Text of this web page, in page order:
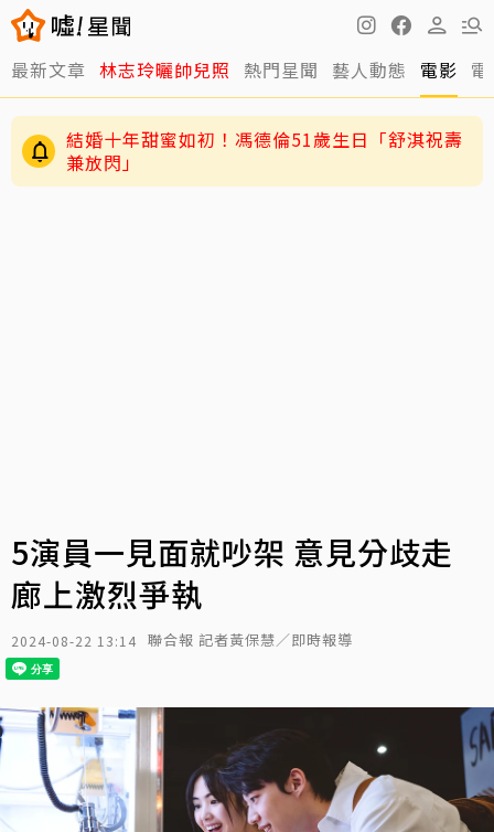
最新文章 林志玲曬帥兒照 熱門星聞 藝人動態 電影
結婚十年甜蜜如初！馮德倫51歲生日「舒淇祝壽
兼放閃」
5演員一見面就吵架 意見分歧走
廊上激烈爭執
2024-08-22 13:14 聯合報 記者黃保慧／即時報導